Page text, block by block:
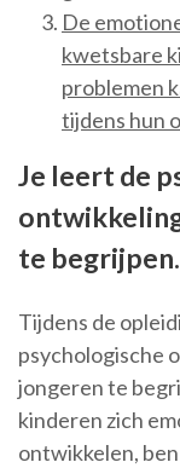
De
kwetsbare
problemen
tijdens hun
Je leert de
te begrijpen.
Tijdens de
psychologische
jongeren te
kinderen zich
ontwikkelen,